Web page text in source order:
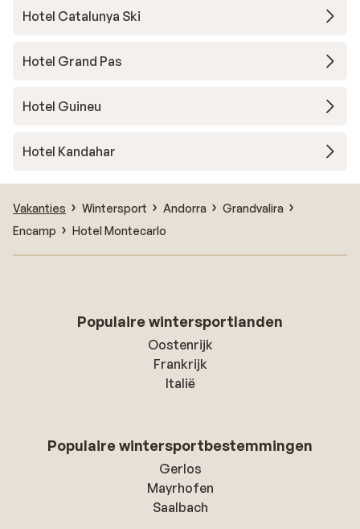
Hotel Catalunya Ski
Hotel Grand Pas
Hotel Guineu
Hotel Kandahar
Vakanties Wintersport Andorra
Grandvalira
Encamp
Hotel Montecarlo
Populaire wintersportlanden
Oostenrijk
Frankrijk
Italië
Populaire wintersportbestemmingen
Gerlos
Mayrhofen
Saalbach